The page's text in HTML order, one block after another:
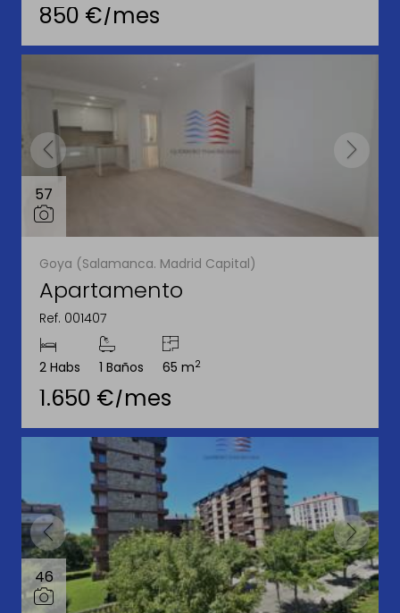
850 €/mes
57
Goya (Salamanca. Madrid Capital)
Apartamento
Ref. 001407
2 Habs 1 Baños 65 m2
1.650 €/mes
46